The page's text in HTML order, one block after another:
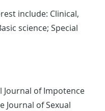
include: Clinical,
science; Special
Journal of Impotence
Journal of Sexual